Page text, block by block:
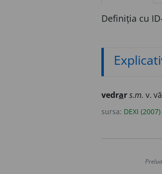
Definiția cu
vedrars.m. v.
sursa: DEXI (2007)